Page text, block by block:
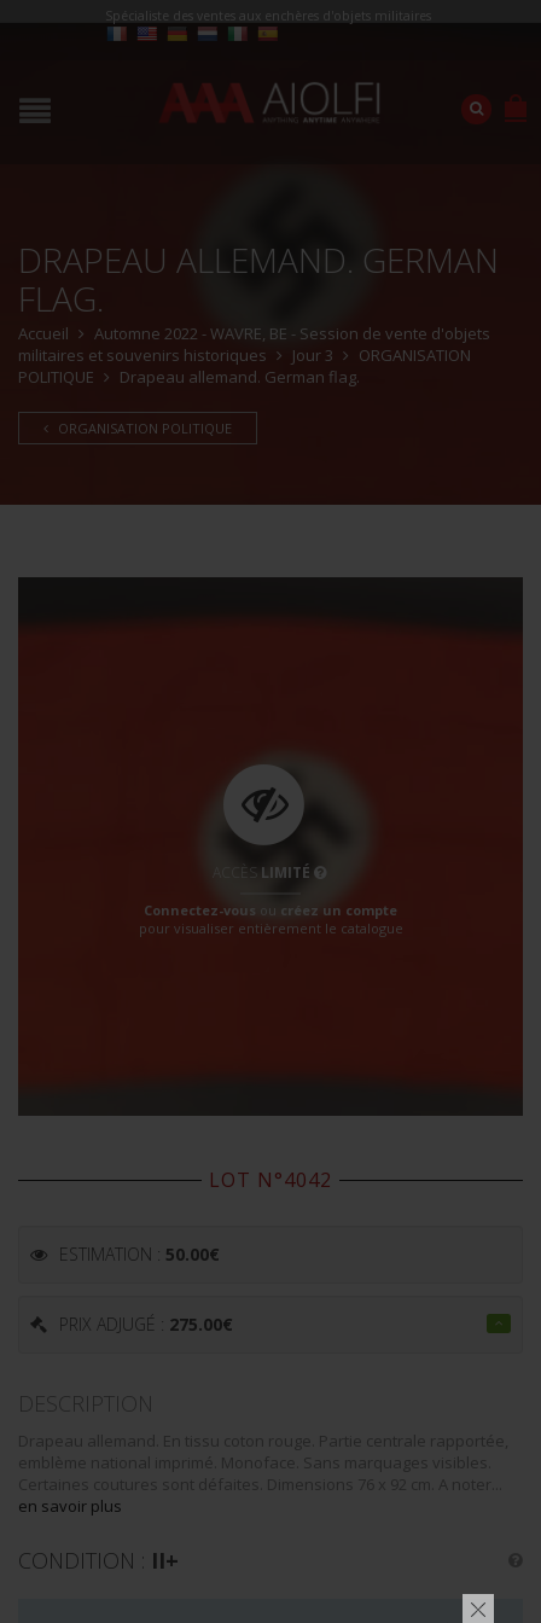
Spécialiste des ventes aux enchères d'objets militaires
DRAPEAU ALLEMAND. GERMAN
FLAG.
Accueil
Automne 2022 - WAVRE, BE - Session de vente d'objets
militaires et souvenirs historiques
Jour 3
ORGANISATION
POLITIQUE
Drapeau allemand. German flag.
ORGANISATION POLITIQUE
ACCÈS LIMITÉ
Connectez-vous ou créez un compte
pour visualiser entièrement le catalogue
LOT N°4042
ESTIMATION : 50.00€
PRIX ADJUGÉ : 275.00€
DESCRIPTION
Drapeau allemand. En tissu coton rouge. Partie centrale rapportée,
emblème national imprimé. Monoface. Sans marquages visibles.
Certaines coutures sont défaites. Dimensions 76 x 92 cm. A noter...
en savoir plus
CONDITION : II+